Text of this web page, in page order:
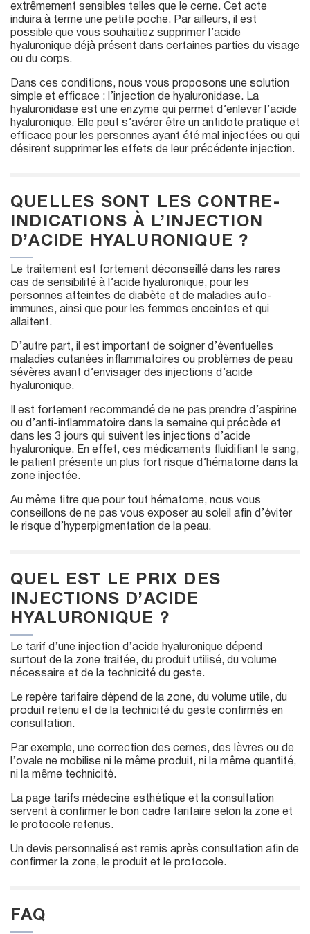
extrêmement sensibles telles que le cerne. Cet acte
induira à terme une petite poche. Par ailleurs, il est
possible que vous souhaitiez supprimer l’acide
hyaluronique déjà présent dans certaines parties du visage
ou du corps.
Dans ces conditions, nous vous proposons une solution
simple et efficace : l’injection de hyaluronidase. La
hyaluronidase est une enzyme qui permet d’enlever l’acide
hyaluronique. Elle peut s’avérer être un antidote pratique et
efficace pour les personnes ayant été mal injectées ou qui
désirent supprimer les effets de leur précédente injection.
QUELLES SONT LES CONTRE-
INDICATIONS À L’INJECTION
D’ACIDE HYALURONIQUE ?
Le traitement est fortement déconseillé dans les rares
cas de sensibilité à l’acide hyaluronique, pour les
personnes atteintes de diabète et de maladies auto-
immunes, ainsi que pour les femmes enceintes et qui
allaitent.
D’autre part, il est important de soigner d’éventuelles
maladies cutanées inflammatoires ou problèmes de peau
sévères avant d’envisager des injections d’acide
hyaluronique.
Il est fortement recommandé de ne pas prendre d’aspirine
ou d’anti-inflammatoire dans la semaine qui précède et
dans les 3 jours qui suivent les injections d’acide
hyaluronique. En effet, ces médicaments fluidifiant le sang,
le patient présente un plus fort risque d’hématome dans la
zone injectée.
Au même titre que pour tout hématome, nous vous
conseillons de ne pas vous exposer au soleil afin d’éviter
le risque d’hyperpigmentation de la peau.
QUEL EST LE PRIX DES
INJECTIONS D’ACIDE
HYALURONIQUE ?
Le tarif d’une injection d’acide hyaluronique dépend
surtout de la zone traitée, du produit utilisé, du volume
nécessaire et de la technicité du geste.
Le repère tarifaire dépend de la zone, du volume utile, du
produit retenu et de la technicité du geste confirmés en
consultation.
Par exemple, une correction des cernes, des lèvres ou de
l’ovale ne mobilise ni le même produit, ni la même quantité,
ni la même technicité.
La page tarifs médecine esthétique et la consultation
servent à confirmer le bon cadre tarifaire selon la zone et
le protocole retenus.
Un devis personnalisé est remis après consultation afin de
confirmer la zone, le produit et le protocole.
FAQ